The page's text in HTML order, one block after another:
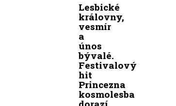
Lesbické
královny,
vesmír
a
únos
bývalé.
Festivalový
hit
Princezna
kosmolesba